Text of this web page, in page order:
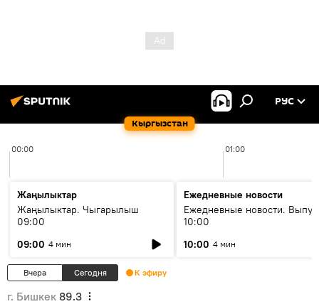
Кыргызстан
РУС
00:00 01:00
Жаңылыктар
Жаңылыктар. Чыгарылыш
09:00
09:00 4 мин
Ежедневные новости
Ежедневные новости.
10:00
10:00 4 мин
Вчера Сегодня К эфиру
г. Бишкек 89.3